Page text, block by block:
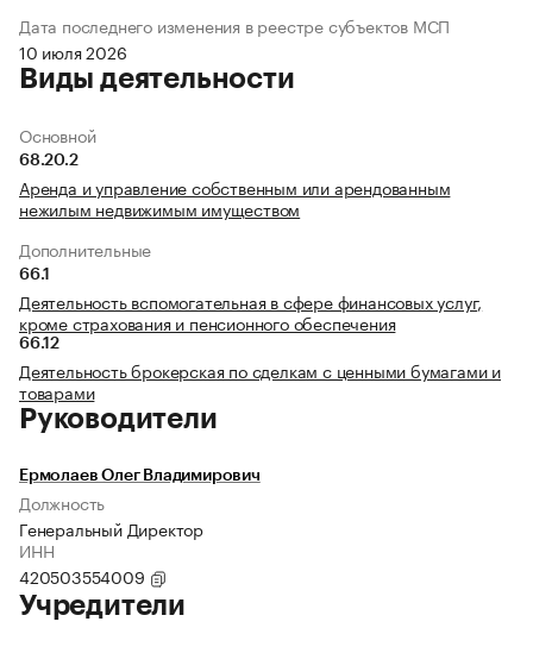
Дата последнего изменения в реестре субъектов МСП
10 июля 2026
Виды деятельности
Основной
68.20.2
Аренда и управление собственным или арендованным
нежилым недвижимым имуществом
Дополнительные
66.1
Деятельность вспомогательная в сфере финансовых услуг,
кроме страхования и пенсионного обеспечения
66.12
Деятельность брокерская по сделкам с ценными бумагами и
товарами
Руководители
Ермолаев Олег Владимирович
Должность
Генеральный Директор
ИНН
420503554009
Учредители